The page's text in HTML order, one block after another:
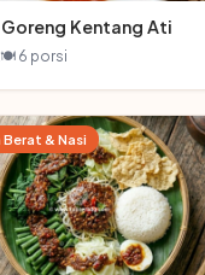
Kentang Ati
🍽 6 porsi
& Nasi